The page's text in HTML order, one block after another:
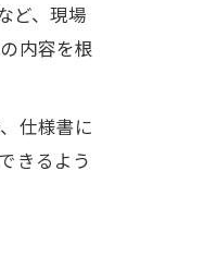
ど、現場
内容を根
仕様書に
きるよう